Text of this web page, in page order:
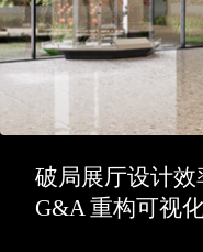
破局展厅设计效
G&A 重构可视